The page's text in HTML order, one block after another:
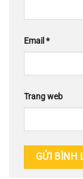
Email *
Trang web